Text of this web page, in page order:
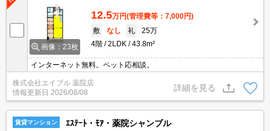
画像：23枚
12.5万円(管理費等：7,000円)
敷
なし 礼
25万
4階
2LDK 43.8m²
インターネット無料。ペット応相談。
株式会社エイブル 薬院店
情報更新日 2026/08/08
詳細を見る
賃貸マンション ｴｽﾃｰﾄ・ﾓｱ・薬院シャンブル